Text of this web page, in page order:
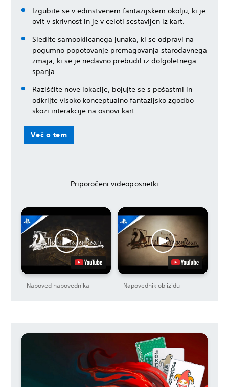
Izgubite se v edinstvenem fantazijskem okolju, ki je
ovit v skrivnost in je v celoti sestavljen iz kart.
Sledite samooklicanega junaka, ki se odpravi na
pogumno popotovanje premagovanja starodavnega
zmaja, ki se je nedavno prebudil iz dolgoletnega
spanja.
Raziščite nove lokacije, bojujte se s pošastmi in
odkrijte visoko konceptualno fantazijsko zgodbo
skozi interakcije na osnovi kart.
Več o tem
Priporočeni videoposnetki
Napoved napovednika Napovednik ob izidu